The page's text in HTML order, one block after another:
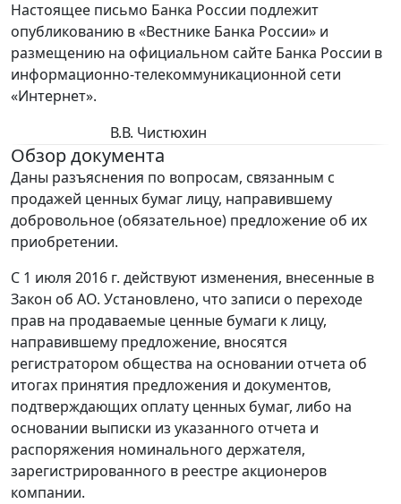
Настоящее письмо Банка России подлежит
опубликованию в «Вестнике Банка России» и
размещению на официальном сайте Банка России в
информационно-телекоммуникационной сети
«Интернет».
В.В. Чистюхин
Обзор документа
Даны разъяснения по вопросам, связанным с
продажей ценных бумаг лицу, направившему
добровольное (обязательное) предложение об их
приобретении.
С 1 июля 2016 г. действуют изменения, внесенные в
Закон об АО. Установлено, что записи о переходе
прав на продаваемые ценные бумаги к лицу,
направившему предложение, вносятся
регистратором общества на основании отчета об
итогах принятия предложения и документов,
подтверждающих оплату ценных бумаг, либо на
основании выписки из указанного отчета и
распоряжения номинального держателя,
зарегистрированного в реестре акционеров
компании.